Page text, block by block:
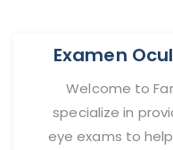
Examen
Welcome to
specialize in
eye exams to